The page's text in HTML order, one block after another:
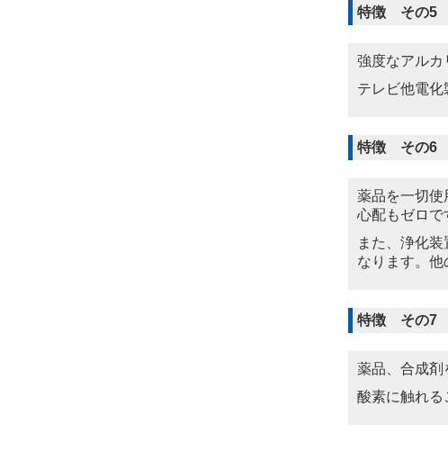
特徴 その5
強度なアルカ
テレビ他電化
特徴 その6
薬品を一切使
心配もゼロで
また、浄化
なります。他
特徴 その7
薬品、合成剤
酸素に触れる